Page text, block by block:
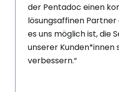
der Pentadoc einen
lösungsaffinen
es uns möglich ist, die
unserer Kunden*innen
verbessern.“